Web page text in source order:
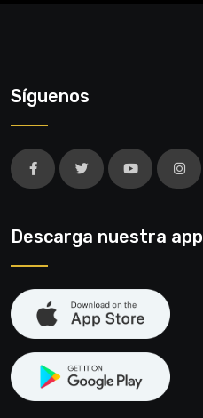
Síguenos
Descarga nuestra app